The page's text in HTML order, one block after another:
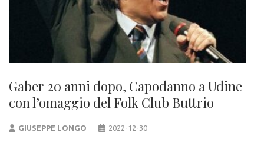
Gaber 20 anni dopo, Capodanno a Udine
con l’omaggio del Folk Club Buttrio
GIUSEPPE LONGO 2022-12-30